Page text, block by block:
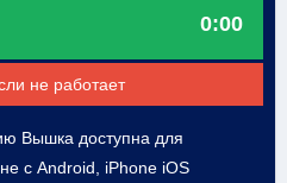
0:00
не работает
Вышка доступна для
с Android, iPhone iOS